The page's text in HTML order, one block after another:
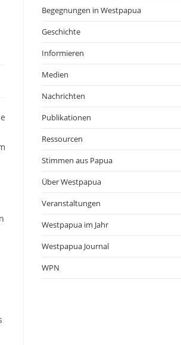
Begegnungen in Westpapua
Geschichte
Informieren
Medien
Nachrichten
Publikationen
Ressourcen
Stimmen aus Papua
Über Westpapua
Veranstaltungen
Westpapua im Jahr
Westpapua Journal
WPN